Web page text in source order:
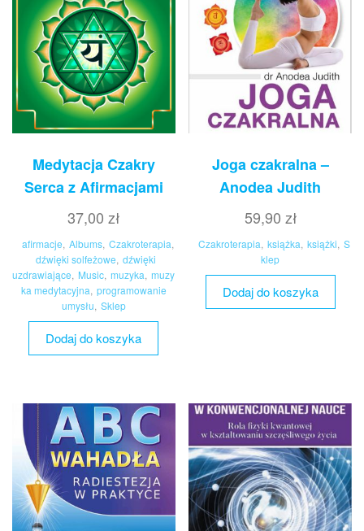
Medytacja Czakry
Serca z Afirmacjami
37,00zł
afirmacje, Albums, Czakroterapia,
dźwięki solfeżowe, dźwięki
uzdrawiające, Music, muzyka, muzy
ka medytacyjna, programowanie
umysłu, Sklep
Dodaj do koszyka
Joga czakralna –
Anodea Judith
59,90 zł
Czakroterapia, książka, książki, S
klep
Dodaj do koszyka